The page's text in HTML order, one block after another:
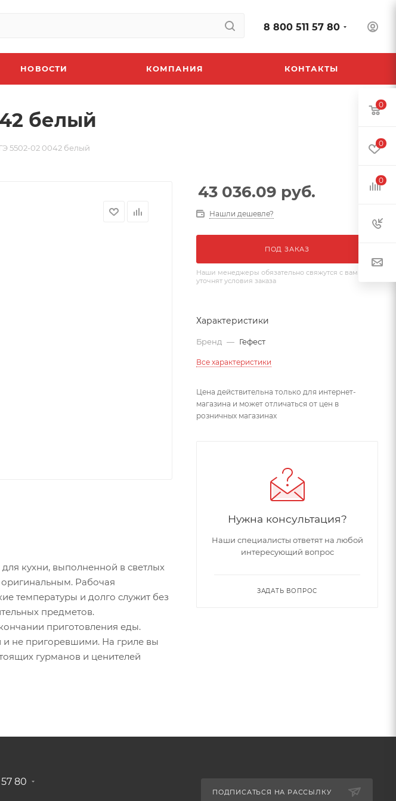
8 800 511 57 80
НОВОСТИ КОМПАНИЯ КОНТАКТЫ
белый
5502-02 0042 белый
кухни, выполненной в светлых
оригинальным. Рабочая
температуры и долго служит без
предметов.
приготовления еды.
и не пригоревшими. На гриле вы
гурманов и ценителей
43 036.09 руб.
Нашли дешевле?
ПОД ЗАКАЗ
Наши менеджеры обязательно свяжутся с вами и
уточнят условия заказа
Характеристики
Бренд — Гефест
Все характеристики
Цена действительна только для интернет-
магазина и может отличаться от цен в
розничных магазинах
Нужна консультация?
Наши специалисты ответят на любой
интересующий вопрос
ЗАДАТЬ ВОПРОС
80
ПОДПИСАТЬСЯ НА РАССЫЛКУ
0
0
0